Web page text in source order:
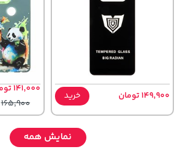
149,900 تومان خرید
141,000 تومان
165,900
نمایش همه